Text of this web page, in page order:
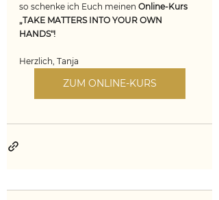
so schenke ich Euch meinen Online-Kurs
„TAKE MATTERS INTO YOUR OWN
HANDS"!
Herzlich, Tanja
ZUM ONLINE-KURS